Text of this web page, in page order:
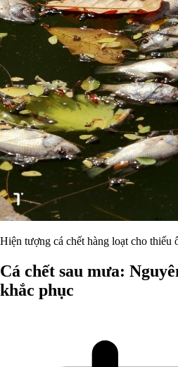
Hiện tượng cá chết hàng loạt cho thiếu
Cá chết sau mưa:
khắc phục